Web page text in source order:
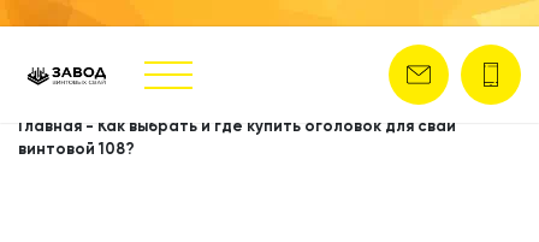
Главная - Как выбрать и где купить оголовок для сваи
винтовой 108?